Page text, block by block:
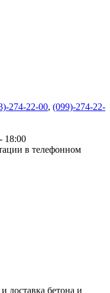
274-22-00, (099)-274-22-
18:00
в телефонном
доставка бетона и